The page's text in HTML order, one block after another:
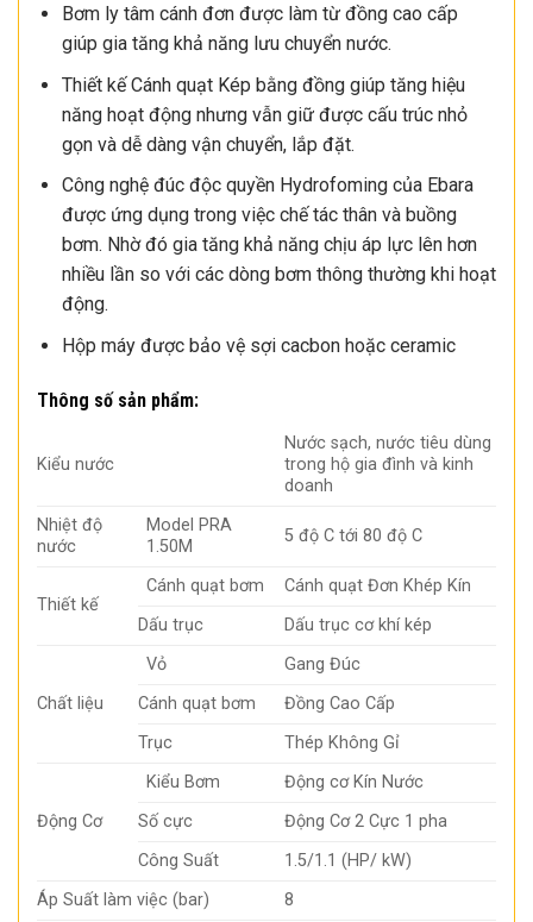
Bơm ly tâm cánh đơn được làm từ đồng cao cấp
giúp gia tăng khả năng lưu chuyển nước.
Thiết kế Cánh quạt Kép bằng đồng giúp tăng hiệu
năng hoạt động nhưng vẫn giữ được cấu trúc nhỏ
gọn và dễ dàng vận chuyển, lắp đặt.
Công nghệ đúc độc quyền Hydrofoming của Ebara
được ứng dụng trong việc chế tác thân và buồng
bơm. Nhờ đó gia tăng khả năng chịu áp lực lên hơn
nhiều lần so với các dòng bơm thông thường khi hoạt
động.
Hộp máy được bảo vệ sợi cacbon hoặc ceramic
Thông số sản phẩm:
Kiểu nước
Nước sạch, nước tiêu dùng
trong hộ gia đình và kinh
doanh
Nhiệt độ
nước
Model PRA
1.50M
5 độ C tới 80 độ C
Thiết kế
Cánh quạt bơm
Cánh quạt Đơn Khép Kín
Dấu trục
Dấu trục cơ khí kép
Chất liệu
Vỏ
Gang Đúc
Cánh quạt bơm
Đồng Cao Cấp
Trục
Thép Không Gỉ
Động Cơ
Kiểu Bơm
Động cơ Kín Nước
Số cực
Động Cơ 2 Cực 1 pha
Công Suất
1.5/1.1 (HP/ kW)
Áp Suất làm việc (bar)
8